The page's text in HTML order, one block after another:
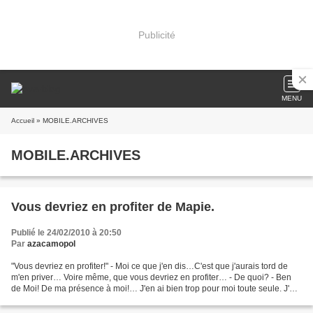
Publicité
MENU
Accueil » MOBILE.ARCHIVES
MOBILE.ARCHIVES
Vous devriez en profiter de Mapie.
Publié le 24/02/2010 à 20:50
Par azacamopol
"Vous devriez en profiter!" - Moi ce que j'en dis…C'est que j'aurais tord de
m'en priver… Voire même, que vous devriez en profiter… - De quoi? - Ben
de Moi! De ma présence à moi!… J'en ai bien trop pour moi toute seule. J'en